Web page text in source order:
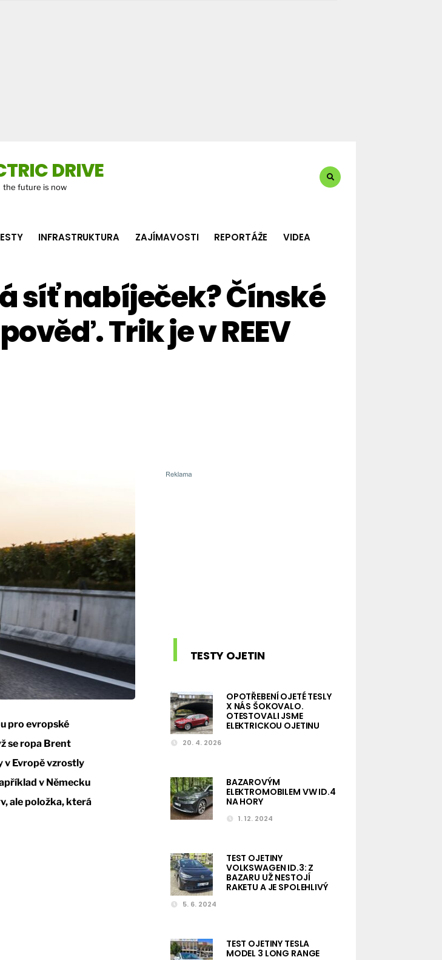
DRIVE
the future is now
INFRASTRUKTURA ZAJÍMAVOSTI REPORTÁŽE VIDEA
síť nabíječek? Čínské
Trik je v REEV
pro evropské
se ropa Brent
v Evropě vzrostly
v Německu
ale položka, která
TESTY OJETIN
OPOTŘEBENÍ OJETÉ TESLY
X NÁS ŠOKOVALO.
OTESTOVALI JSME
ELEKTRICKOU OJETINU
20. 4. 2026
BAZAROVÝM
ELEKTROMOBILEM VW ID.4
NA HORY
1. 12. 2024
TEST OJETINY
VOLKSWAGEN ID.3: Z
BAZARU UŽ NESTOJÍ
RAKETU A JE SPOLEHLIVÝ
5. 6. 2024
TEST OJETINY TESLA
MODEL 3 LONG RANGE